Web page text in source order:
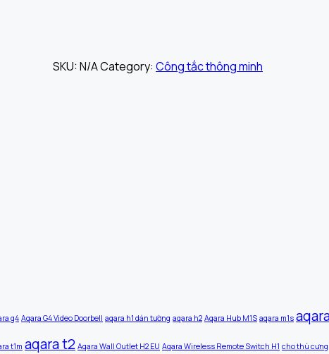
SKU:N/ACategory: Công tắc thông minh
g4 Aqara G4 Video Doorbell aqara h1 dán tường aqara h2 Aqara Hub M1S aqara m1s
t1m aqara t2 Aqara Wall Outlet H2 EU Aqara Wireless Remote Switch H1 cho thú cưng